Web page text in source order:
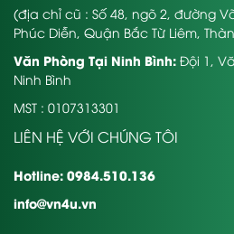
(địa chỉ cũ : Số 48, ngõ 2, đường
Phúc Diễn, Quận Bắc Từ Liêm,
Văn Phòng Tại Ninh Bình: Đội 1,
Ninh Bình
MST : 0107313301
LIÊN HỆ VỚI CHÚNG TÔI
Hotline: 0984.510.136
info@vn4u.vn